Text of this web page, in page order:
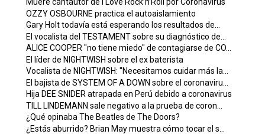
OZZY OSBOURNE practica el autoaislamiento
Gary Holt todavía está esperando los resultados de...
El vocalista del TESTAMENT sobre su diagnóstico de...
ALICE COOPER "no tiene miedo" de contagiarse de CO...
El líder de NIGHTWISH sobre el ex baterista
Vocalista de NIGHTWISH: "Necesitamos cuidar más la...
El bajista de SYSTEM OF A DOWN sobre el coronaviru...
Hija DEE SNIDER atrapada en Perú debido a coronavirus
TILL LINDEMANN sale negativo a la prueba de coron...
¿Qué opinaba The Beatles de The Doors?
¿Estás aburrido? Brian May muestra cómo tocar el s...